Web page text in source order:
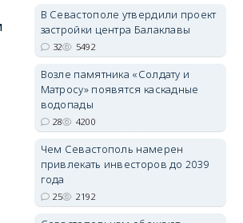
В Севастополе утвердили проект
застройки центра Балаклавы
32 5492
Возле памятника «Солдату и
Матросу» появятся каскадные
водопады
28 4200
Чем Севастополь намерен
привлекать инвесторов до 2039
года
25 2192